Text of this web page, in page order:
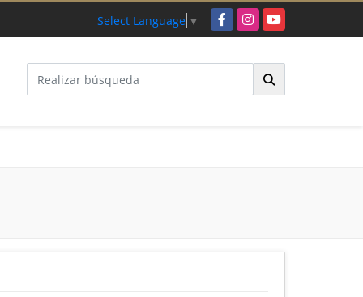
Select Language ▼ FacebookInstagramYouTube